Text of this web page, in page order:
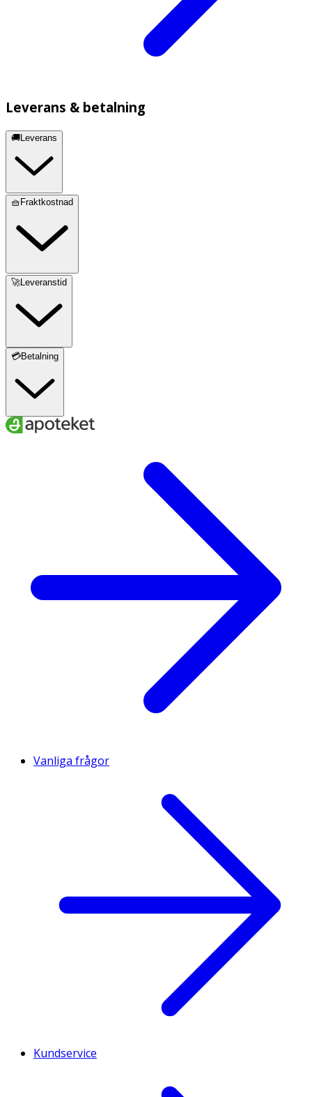
Leverans & betalning
🚚Leverans
🧺Fraktkostnad
🚀Leveranstid
💳Betalning
Vanliga frågor
Kundservice